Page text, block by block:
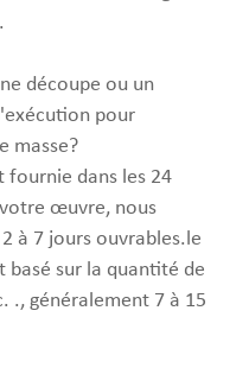
découpe ou un
pour
masse?
dans les 24
œuvre, nous
à 7 jours ouvrables.le
basé sur la quantité de
., généralement 7 à 15